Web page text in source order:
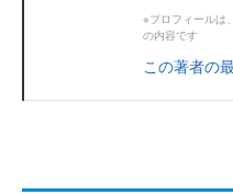
※プロフィールは
の内容です
この著者の